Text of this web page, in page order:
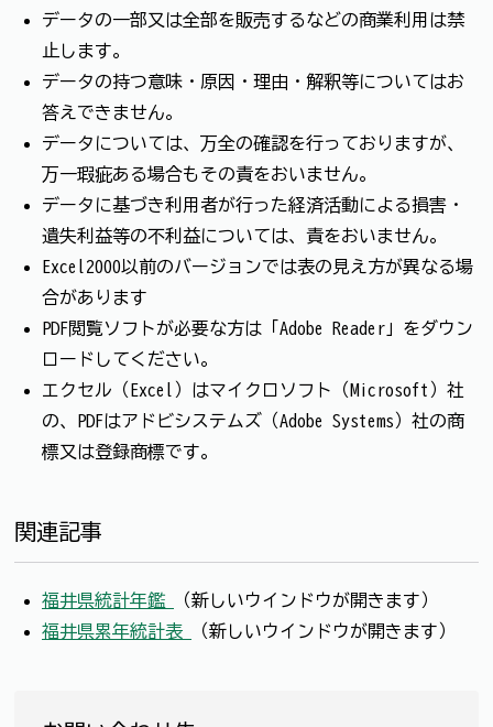
データの一部又は全部を販売するなどの商業利用は禁
止します。
データの持つ意味・原因・理由・解釈等についてはお
答えできません。
データについては、万全の確認を行っておりますが、
万一瑕疵ある場合もその責をおいません。
データに基づき利用者が行った経済活動による損害・
遺失利益等の不利益については、責をおいません。
Excel2000以前のバージョンでは表の見え方が異なる場
合があります
PDF閲覧ソフトが必要な方は「Adobe Reader」をダウン
ロードしてください。
エクセル（Excel）はマイクロソフト（Microsoft）社
の、PDFはアドビシステムズ（Adobe Systems）社の商
標又は登録商標です。
関連記事
福井県統計年鑑
（新しいウインドウが開きます）
福井県累年統計表
（新しいウインドウが開きます）